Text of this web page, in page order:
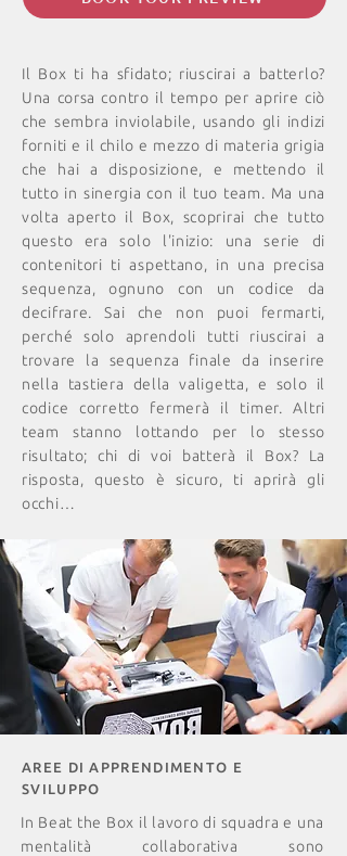
Il Box ti ha sfidato; riuscirai a batterlo?
Una corsa contro il tempo per aprire ciò
che sembra inviolabile, usando gli indizi
forniti e il chilo e mezzo di materia grigia
che hai a disposizione, e mettendo il
tutto in sinergia con il tuo team. Ma una
volta aperto il Box, scoprirai che tutto
questo era solo l'inizio: una serie di
contenitori ti aspettano, in una precisa
sequenza, ognuno con un codice da
decifrare. Sai che non puoi fermarti,
perché solo aprendoli tutti riuscirai a
trovare la sequenza finale da inserire
nella tastiera della valigetta, e solo il
codice corretto fermerà il timer. Altri
team stanno lottando per lo stesso
risultato; chi di voi batterà il Box? La
risposta, questo è sicuro, ti aprirà gli
occhi…
AREE DI APPRENDIMENTO E
SVILUPPO
In Beat the Box il lavoro di squadra e una
mentalità collaborativa sono